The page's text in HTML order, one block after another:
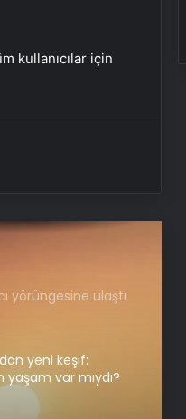
kullanıcılar için
yörüngesine ulaştı
yeni keşif:
yaşam var mıydı?